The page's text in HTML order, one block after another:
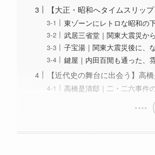
【大正・昭和へタイムスリッ
東ゾーンにレトロな昭和の
武居三省堂｜関東大震災か
子宝湯｜関東大震災後に、
鍵屋｜内田百閒も通った、
【近代史の舞台に出会う】高
高橋是清邸｜二・二六事件